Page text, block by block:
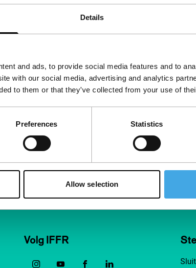
Details
and ads, to provide social media features and to
with our social media, advertising and analytics
to them or that they’ve collected from your use of
Preferences Statistics
Allow selection
Volg IFFR